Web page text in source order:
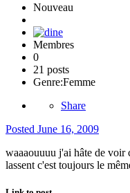
Nouveau
Membres
0
21 posts
Genre:Femme
Share
Posted June 16, 2009
waaaouuuu j'ai hâte de voir
lassent c'est toujours le